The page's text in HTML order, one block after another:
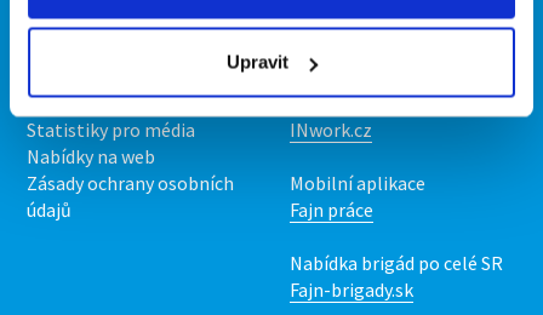
Upravit
Kontakt
Upravit předvolby cookies
Statistiky pro média
Nabídky na web
Zásady ochrany osobních
údajů
Mobilní aplikace
Nabídka práce z celé ČR
INwork.cz
Mobilní aplikace
Fajn práce
Nabídka brigád po celé SR
Fajn-brigady.sk